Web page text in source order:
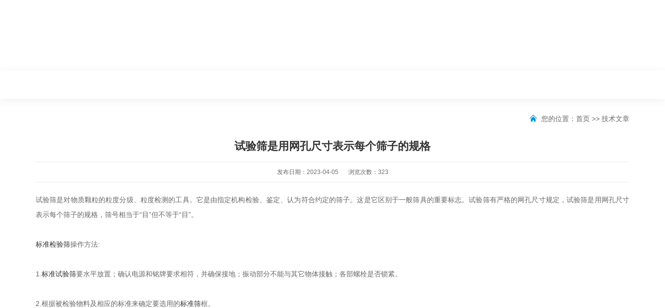
您的位置： 首页 >> 技术文章
试验筛是用网孔尺寸表示每个筛子的规格
发布日期：2023-04-05 浏览次数：323
试验筛是对物质颗粒的粒度分级、粒度检测的工具。它是由指定机构检验、鉴定、认为符合约定的筛子。这是它区别于一般筛具的重要标志。试验筛有严格的网孔尺寸规定，试验筛是用网孔尺寸
表示每个筛子的规格，筛号相当于“目”但不等于“目”。
标准检验筛操作方法:
1. 标准试验筛要水平放置；确认电源和铭牌要求相符，并确保接地；振动部分不能与其它物体接触；各部螺栓是否锁紧。
2.根据被检验物料及相应的标准来确定要选用的标准筛框。